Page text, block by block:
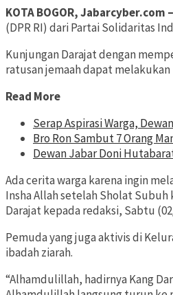
KOTA BOGOR, Jabarcyber.com –
(DPR RI) dari Partai Solidaritas
Kunjungan Darajat dengan
ratusan jemaah dapat melakukan
Read More
Serap Aspirasi Warga,
Bro Ron Sambut 7 Orang
Dewan Jabar Doni
Ada cerita warga karena ingin
Insha Allah setelah Sholat Subuh
Darajat kepada redaksi, Sabtu
Pemuda yang juga aktivis di
ibadah ziarah.
“Alhamdulillah, hadirnya Kang